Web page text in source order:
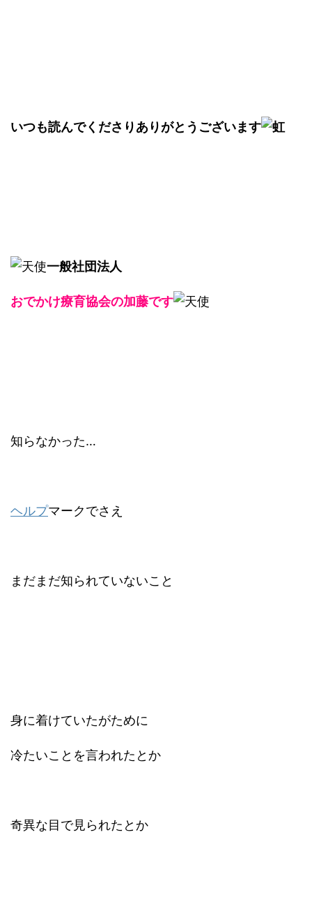
いつも読んでくださりありがとうございます
一般社団法人
おでかけ療育協会の加藤です
知らなかった…
ヘルプマークでさえ
まだまだ知られていないこと
身に着けていたがために
冷たいことを言われたとか
奇異な目で見られたとか